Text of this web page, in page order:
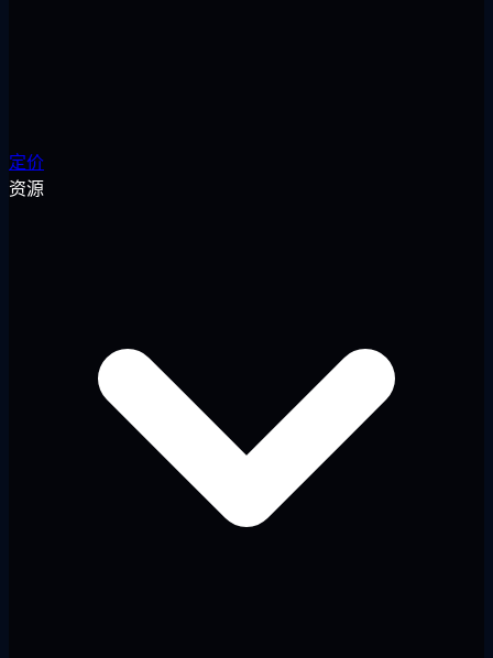
定价
资源